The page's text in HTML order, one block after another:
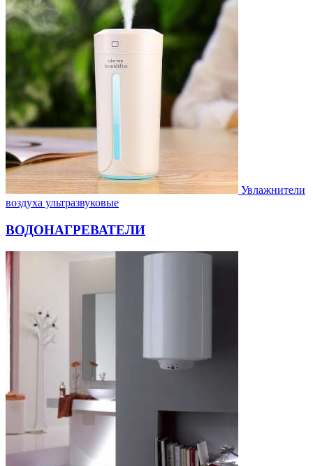
Увлажнители
воздуха ультразвуковые
ВОДОНАГРЕВАТЕЛИ